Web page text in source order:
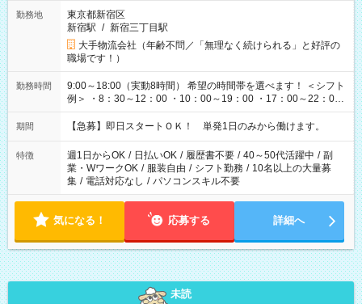
勤務地
東京都新宿区
新宿駅 / 新宿三丁目駅
大手物流会社（年齢不問／「無理なく続けられる」と好評の
職場です！）
勤務時間
9:00～18:00（実動8時間） 希望の時間帯を選べます！ ＜シフト
例＞ ・8：30～12：00 ・10：00～19：00 ・17：00～22：00
・13：00～22：00 ・22：00～翌6：00 など
期間 【急募】即日スタートＯＫ！ 単発1日のみから働けます。
特徴 週1日からOK / 日払いOK / 履歴書不要 / 40～50代活躍中 / 副
業・WワークOK / 服装自由 / シフト勤務 / 10名以上の大量募
集 / 電話対応なし / パソコンスキル不要
気になる！ 応募する 詳細へ
未読